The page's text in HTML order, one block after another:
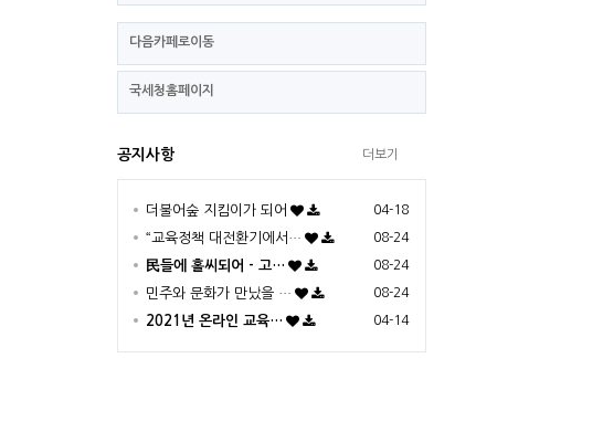
다음카페로이동
국세청홈페이지
공지사항
더불어숲 지킴이가 되어 04-18
“교육정책 대전환기에서… 08-24
民들에 홀씨되어 - 고… 08-24
민주와 문화가 만났을 … 08-24
2021년 온라인 교육… 04-14
더보기